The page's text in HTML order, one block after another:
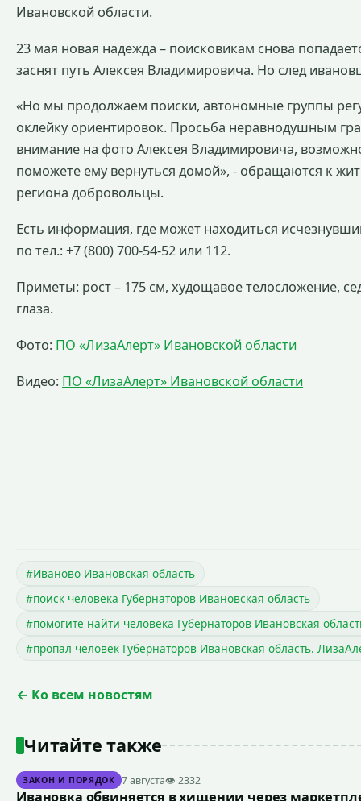
Ивановской области.
23 мая новая надежда – поисковикам снова
заснят путь Алексея Владимировича. Но след
«Но мы продолжаем поиски, автономные группы
оклейку ориентировок. Просьба неравнодушным
внимание на фото Алексея Владимировича,
поможете ему вернуться домой», - обращаются к
региона добровольцы.
Есть информация, где может находиться
по тел.: +7 (800) 700-54-52 или 112.
Приметы: рост – 175 см, худощавое телосложение,
глаза.
Фото: ПО «ЛизаАлерт» Ивановской области
Видео: ПО «ЛизаАлерт» Ивановской области
#Иваново Ивановская область
#поиск человека Губернаторов Ивановская область
#помогите найти человека Губернаторов Ивановская
#пропал человек Губернаторов Ивановская область.
← Ко всем новостям
Читайте также
ЗАКОН И ПОРЯДОК 7 августа👁 2332
Ивановка обвиняется в хищении через